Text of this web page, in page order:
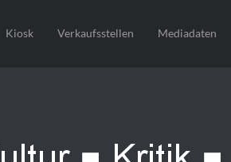
Kiosk Verkaufsstellen Mediadaten